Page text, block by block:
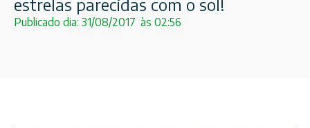
estrelas parecidas com o sol!
Publicado dia: 31/08/2017 às 02:56